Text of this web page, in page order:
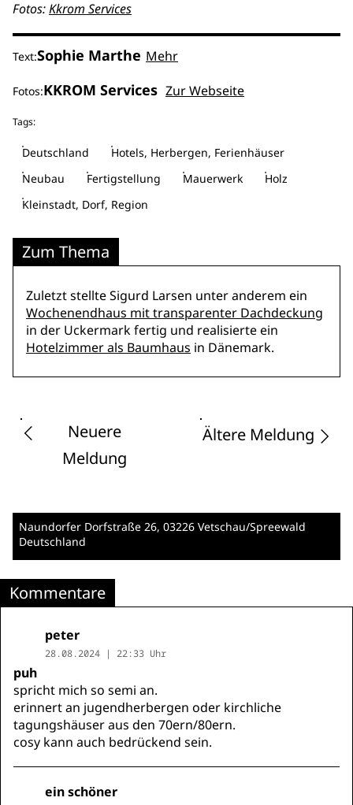
Fotos:Kkrom Services
Text:Sophie Marthe Mehr
Fotos:KKROM Services Zur Webseite
Tags:
Deutschland
Hotels, Herbergen, Ferienhäuser
Neubau
Fertigstellung Mauerwerk
Holz
Kleinstadt, Dorf, Region
Zum Thema
Zuletzt stellte Sigurd Larsen unter anderem ein
Wochenendhaus mit transparenter Dachdeckung
in der Uckermark fertig und realisierte ein
Hotelzimmer als Baumhaus in Dänemark.
Neuere
Meldung
Ältere Meldung
Naundorfer Dorfstraße 26, 03226 Vetschau/Spreewald
Deutschland
Kommentare
peter
28.08.2024 | 22:33 Uhr
puh
spricht mich so semi an.
erinnert an jugendherbergen oder kirchliche
tagungshäuser aus den 70ern/80ern.
cosy kann auch bedrückend sein.
ein schöner